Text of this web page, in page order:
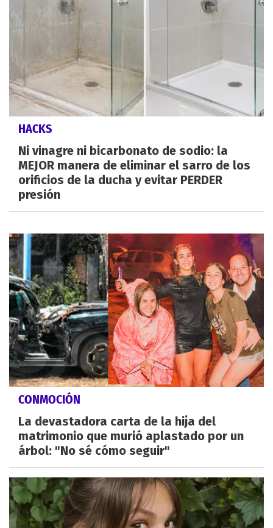
HACKS
Ni vinagre ni bicarbonato de sodio: la
MEJOR manera de eliminar el sarro de los
orificios de la ducha y evitar PERDER
presión
CONMOCIÓN
La devastadora carta de la hija del
matrimonio que murió aplastado por un
árbol: "No sé cómo seguir"